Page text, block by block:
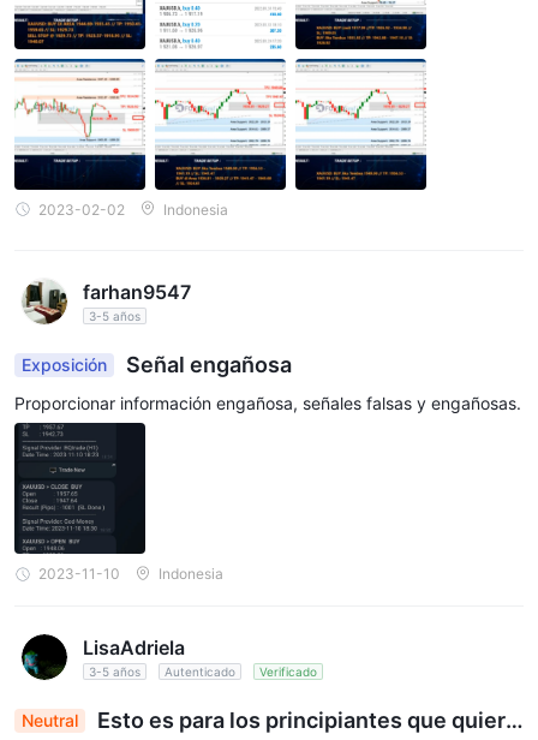
2023-02-02 Indonesia
farhan9547
3-5 años
Exposición Señal engañosa
Proporcionar información engañosa, señales falsas y engañosas.
2023-11-10 Indonesia
LisaAdriela
3-5 años Autenticado Verificado
Neutral
Esto es para los principiantes que quiere